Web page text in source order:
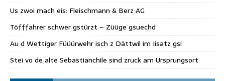
Us zwoi mach eis: Fleischmann & Berz AG
Töfffahrer schwer gstürzt – Züüge gsuechd
Au d Wettiger Füüürwehr isch z Dättwil im Iisatz gsi
Stei vo de alte Sebastianchile sind zruck am Ursprungsort